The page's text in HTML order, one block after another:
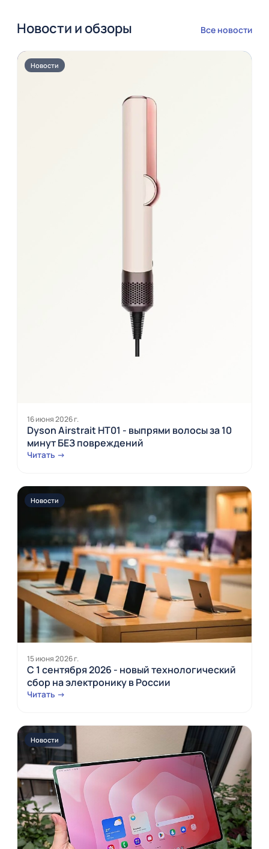
Новости и обзоры Все новости
Новости
16 июня 2026 г.
Dyson Airstrait HT01 - выпрями волосы за 10
минут БЕЗ повреждений
Читать →
Новости
15 июня 2026 г.
С 1 сентября 2026 - новый технологический
сбор на электронику в России
Читать →
Новости